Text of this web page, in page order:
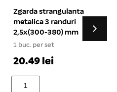
Covoras igienic
absorbant pentru
caini 60×60 cm
10/set
1 buc. per set